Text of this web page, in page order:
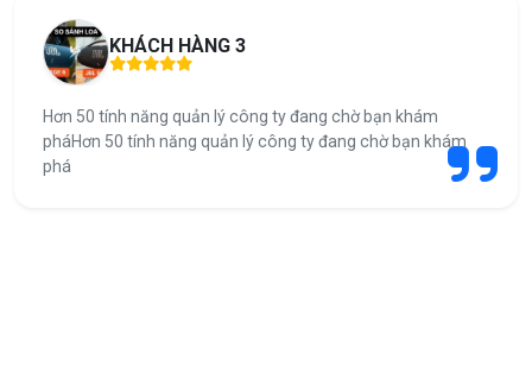
KHÁCH HÀNG 3
Hơn 50 tính năng quản lý công ty đang chờ bạn khám
pháHơn 50 tính năng quản lý công ty đang chờ bạn khám
phá